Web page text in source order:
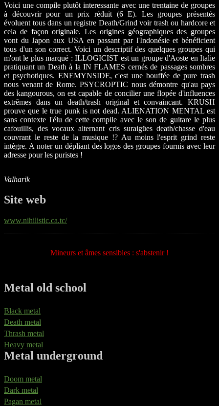
Voici une compile plutôt interessante avec une trentaine de groupes
à découvrir pour un prix réduit (6 E). Les groupes présentés
évoluent tous dans un registre Death/Grind voir trash ou hardcore et
cela de façon originale. Les origines géographiques des groupes
vont du Japon aux USA en passant par l'Indonésie et bénéficient
tous d'un son correct. Voici un descriptif des quelques groupes qui
m'ont le plus marqué : ILLOGICIST est un groupe d'Aoste en Italie
pratiquant un Death à la IN FLAMES cernés de passages sombres
et psychotiques. ENEMYNSIDE, c'est une bouffée de pure trash
nous venant de Rome. PSYCROPTIC nous démontre qu'au pays
des kangourous, on est capable de concilier une flopée d'influences
extrêmes dans un death/trash original et convaincant. KRUSH
prouve que le true punk is not dead. ALIENATION MENTAL est
sans contexte l'élu de cette compile avec le son de guitare le plus
cafouillis, des vocaux alternant cris suraigües death/chasse d'eau
couvrant le reste de la musique !? Au moins l'esprit grind reste
intègre. A noter un dépliant des logos des groupes fournis avec leur
adresse pour les puristes !
Valharik
Site web
www.nihilistic.ca.tc/
Mineurs et âmes sensibles : s'abstenir !
Metal old school
Black metal
Death metal
Thrash metal
Heavy metal
Metal underground
Doom metal
Dark metal
Pagan metal